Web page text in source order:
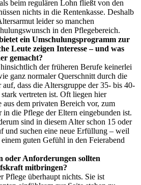
beim regulären Lohn fließt von den
nichts in die Rentenkasse. Deshalb
leider so manchen
in den Pflegebereich.
ein Umschulungsprogramm zur
Leute zeigen Interesse – und was
gemacht?
der früheren Berufe keinerlei
ganz normaler Querschnitt durch die
dass die Altersgruppe der 35- bis 40-
vertreten ist. Oft liegen hier
aus dem privaten Bereich vor, zum
in die Pflege der Eltern eingebunden ist.
sind in diesem Alter schon 15 oder
und suchen eine neue Erfüllung – weil
guten Gefühl in den Feierabend
oder Anforderungen sollten
mitbringen?
Pflege überhaupt nichts. Sie ist